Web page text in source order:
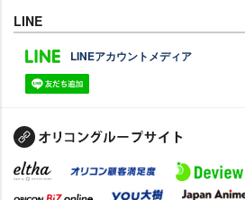
LINE
LINEアカウントメディア